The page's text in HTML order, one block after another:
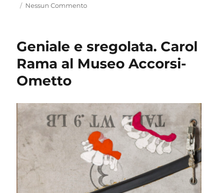
Nessun Commento
Geniale e sregolata. Carol
Rama al Museo Accorsi-
Ometto